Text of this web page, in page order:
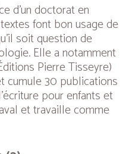
d’un doctorat en
font bon usage de
soit question de
Elle a notamment
Pierre Tisseyre)
cumule 30 publications
pour enfants et
et travaille comme